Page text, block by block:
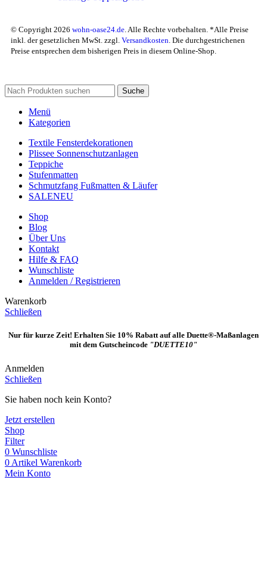
© Copyright 2026 wohn-oase24.de. Alle Rechte vorbehalten. *Alle Preise
inkl. der gesetzlichen MwSt. zzgl. Versandkosten. Die durchgestrichenen
Preise entsprechen dem bisherigen Preis in diesem Online-Shop.
Suche
Menü
Kategorien
Textile Fensterdekorationen
Plissee Sonnenschutzanlagen
Teppiche
Stufenmatten
Schmutzfang Fußmatten & Läufer
SALENEU
Shop
Blog
Über Uns
Kontakt
Hilfe & FAQ
Wunschliste
Anmelden / Registrieren
Warenkorb
Schließen
Nur für kurze Zeit! Erhalten Sie 10% Rabatt auf alle Duette®-Maßanlagen
mit dem Gutscheincode "DUETTE10"
Anmelden
Schließen
Sie haben noch kein Konto?
Jetzt erstellen
Shop
Filter
0 Wunschliste
0 Artikel Warenkorb
Mein Konto